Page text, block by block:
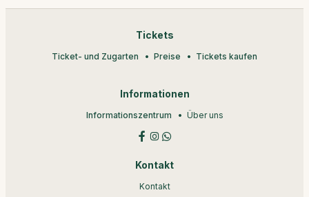
Tickets
Ticket- und Zugarten Preise Tickets kaufen
Informationen
Informationszentrum Über uns
Kontakt
Kontakt